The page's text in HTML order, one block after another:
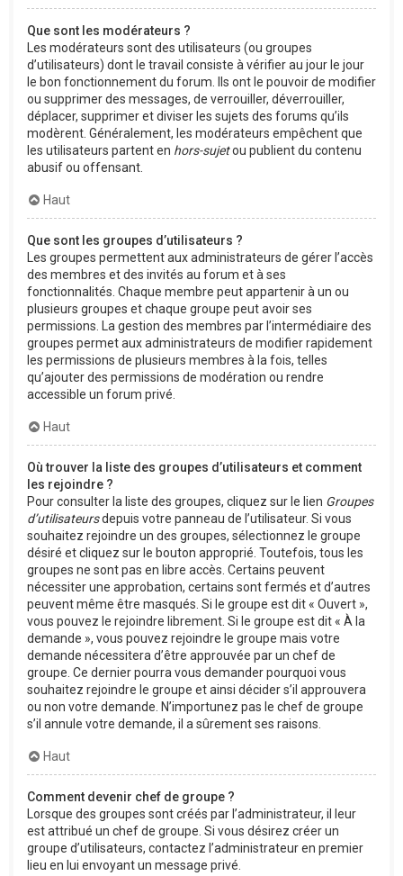
Que sont les modérateurs ?
Les modérateurs sont des utilisateurs (ou groupes
d’utilisateurs) dont le travail consiste à vérifier au jour le jour
le bon fonctionnement du forum. Ils ont le pouvoir de modifier
ou supprimer des messages, de verrouiller, déverrouiller,
déplacer, supprimer et diviser les sujets des forums qu’ils
modèrent. Généralement, les modérateurs empêchent que
les utilisateurs partent en hors-sujetou publient du contenu
abusif ou offensant.
Haut
Que sont les groupes d’utilisateurs ?
Les groupes permettent aux administrateurs de gérer l’accès
des membres et des invités au forum et à ses
fonctionnalités. Chaque membre peut appartenir à un ou
plusieurs groupes et chaque groupe peut avoir ses
permissions. La gestion des membres par l’intermédiaire des
groupes permet aux administrateurs de modifier rapidement
les permissions de plusieurs membres à la fois, telles
qu’ajouter des permissions de modération ou rendre
accessible un forum privé.
Haut
Où trouver la liste des groupes d’utilisateurs et comment
les rejoindre ?
Pour consulter la liste des groupes, cliquez sur le lien Groupes
d’utilisateursdepuis votre panneau de l’utilisateur. Si vous
souhaitez rejoindre un des groupes, sélectionnez le groupe
désiré et cliquez sur le bouton approprié. Toutefois, tous les
groupes ne sont pas en libre accès. Certains peuvent
nécessiter une approbation, certains sont fermés et d’autres
peuvent même être masqués. Si le groupe est dit « Ouvert »,
vous pouvez le rejoindre librement. Si le groupe est dit « À la
demande », vous pouvez rejoindre le groupe mais votre
demande nécessitera d’être approuvée par un chef de
groupe. Ce dernier pourra vous demander pourquoi vous
souhaitez rejoindre le groupe et ainsi décider s’il approuvera
ou non votre demande. N’importunez pas le chef de groupe
s’il annule votre demande, il a sûrement ses raisons.
Haut
Comment devenir chef de groupe ?
Lorsque des groupes sont créés par l’administrateur, il leur
est attribué un chef de groupe. Si vous désirez créer un
groupe d’utilisateurs, contactez l’administrateur en premier
lieu en lui envoyant un message privé.